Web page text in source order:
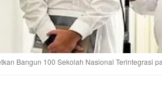
Bangun 100 Sekolah Nasional Terintegrasi